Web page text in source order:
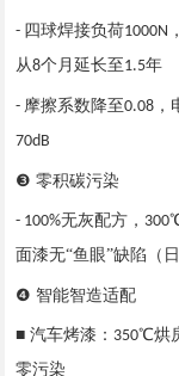
- 四球焊接负荷1000N
从8个月延长至 1.5年
-摩擦系数降至0.08
70dB
❸ 零积碳污染
- 100%无灰配方， 300
面漆无“鱼眼”缺陷（
❹ 智能智造适配
■ 汽车烤漆： 350℃烘
零污染